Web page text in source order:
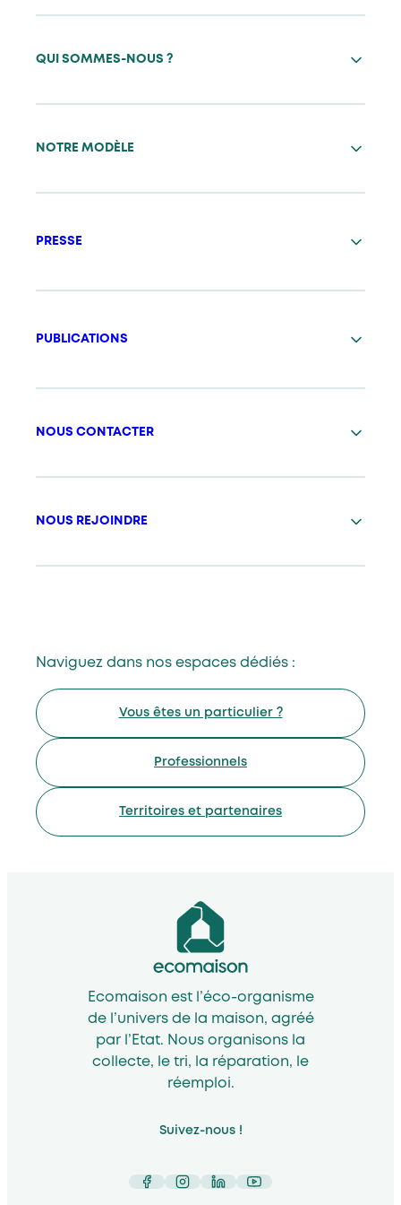
QUI SOMMES-NOUS ?
NOTRE MODÈLE
PRESSE
PUBLICATIONS
NOUS CONTACTER
NOUS REJOINDRE
Naviguez dans nos espaces dédiés :
Vous êtes un particulier ?
Professionnels
Territoires et partenaires
Ecomaison est l’éco-organisme
de l’univers de la maison, agréé
par l’Etat. Nous organisons la
collecte, le tri, la réparation, le
réemploi.
Suivez-nous !
Facebook
Instagram
LinkedIn
YouTube